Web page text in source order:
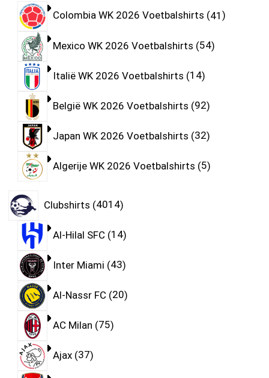
Colombia WK 2026 Voetbalshirts 41
Mexico WK 2026 Voetbalshirts 54
Italië WK 2026 Voetbalshirts 14
België WK 2026 Voetbalshirts 92
Japan WK 2026 Voetbalshirts 32
Algerije WK 2026 Voetbalshirts 5
Clubshirts 4014
Al-Hilal SFC 14
Inter Miami 43
Al-Nassr FC 20
AC Milan 75
Ajax 37